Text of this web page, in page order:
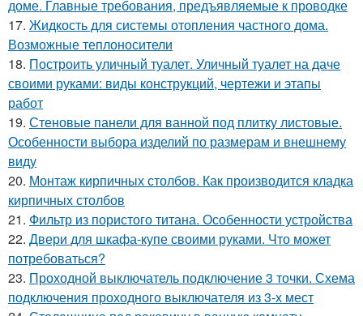
доме. Главные требования, предъявляемые к проводке
17. Жидкость для системы отопления частного дома.
Возможные теплоносители
18. Построить уличный туалет. Уличный туалет на даче
своими руками: виды конструкций, чертежи и этапы
работ
19. Стеновые панели для ванной под плитку листовые.
Особенности выбора изделий по размерам и внешнему
виду
20. Монтаж кирпичных столбов. Как производится кладка
кирпичных столбов
21. Фильтр из пористого титана. Особенности устройства
22. Двери для шкафа-купе своими руками. Что может
потребоваться?
23. Проходной выключатель подключение 3 точки. Схема
подключения проходного выключателя из 3-х мест